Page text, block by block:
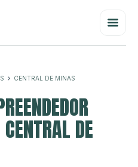
CENTRAL DE MINAS
DE